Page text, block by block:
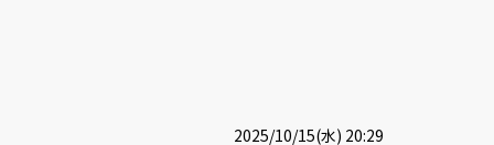
2025/10/15(水) 20:29